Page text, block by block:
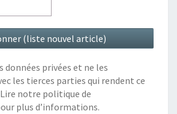
données privées et ne les
les tierces parties qui rendent ce
notre politique de
plus d’informations.